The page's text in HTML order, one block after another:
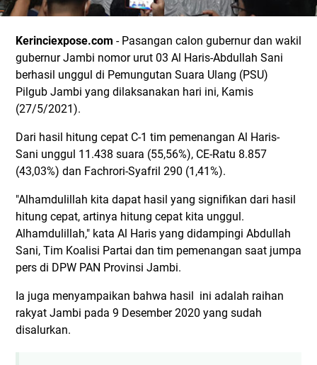
Kerinciexpose.com - Pasangan calon gubernur dan wakil
gubernur Jambi nomor urut 03 Al Haris-Abdullah Sani
berhasil unggul di Pemungutan Suara Ulang (PSU)
Pilgub Jambi yang dilaksanakan hari ini, Kamis
(27/5/2021).
Dari hasil hitung cepat C-1 tim pemenangan Al Haris-
Sani unggul 11.438 suara (55,56%), CE-Ratu 8.857
(43,03%) dan Fachrori-Syafril 290 (1,41%).
"Alhamdulillah kita dapat hasil yang signifikan dari hasil
hitung cepat, artinya hitung cepat kita unggul.
Alhamdulillah," kata Al Haris yang didampingi Abdullah
Sani, Tim Koalisi Partai dan tim pemenangan saat jumpa
pers di DPW PAN Provinsi Jambi.
Ia juga menyampaikan bahwa hasil ini adalah raihan
rakyat Jambi pada 9 Desember 2020 yang sudah
disalurkan.